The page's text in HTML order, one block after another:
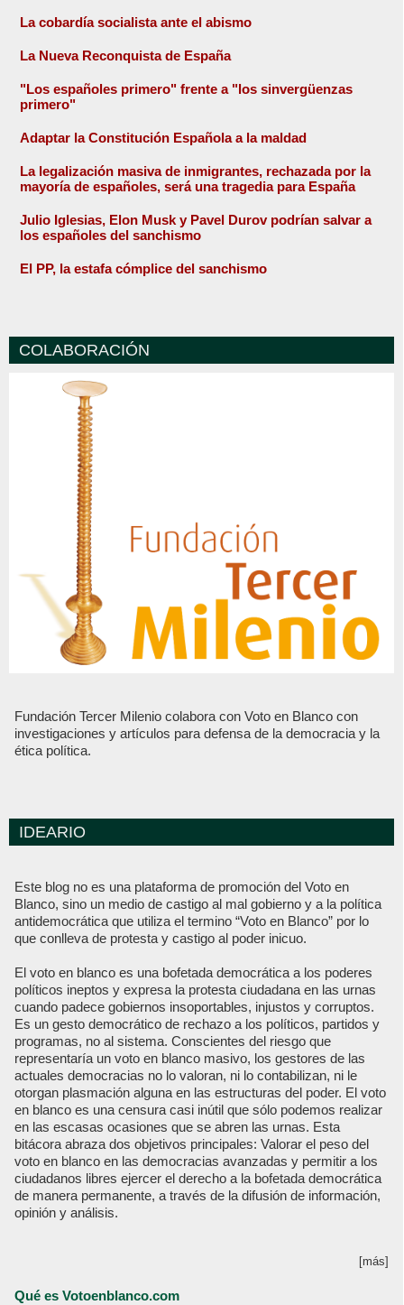
La cobardía socialista ante el abismo
La Nueva Reconquista de España
"Los españoles primero" frente a "los sinvergüenzas
primero"
Adaptar la Constitución Española a la maldad
La legalización masiva de inmigrantes, rechazada por la
mayoría de españoles, será una tragedia para España
Julio Iglesias, Elon Musk y Pavel Durov podrían salvar a
los españoles del sanchismo
El PP, la estafa cómplice del sanchismo
COLABORACIÓN
Fundación Tercer Milenio colabora con Voto en Blanco con
investigaciones y artículos para defensa de la democracia y la
ética política.
IDEARIO
Este blog no es una plataforma de promoción del Voto en
Blanco, sino un medio de castigo al mal gobierno y a la política
antidemocrática que utiliza el termino “Voto en Blanco” por lo
que conlleva de protesta y castigo al poder inicuo.
El voto en blanco es una bofetada democrática a los poderes
políticos ineptos y expresa la protesta ciudadana en las urnas
cuando padece gobiernos insoportables, injustos y corruptos.
Es un gesto democrático de rechazo a los políticos, partidos y
programas, no al sistema. Conscientes del riesgo que
representaría un voto en blanco masivo, los gestores de las
actuales democracias no lo valoran, ni lo contabilizan, ni le
otorgan plasmación alguna en las estructuras del poder. El voto
en blanco es una censura casi inútil que sólo podemos realizar
en las escasas ocasiones que se abren las urnas. Esta
bitácora abraza dos objetivos principales: Valorar el peso del
voto en blanco en las democracias avanzadas y permitir a los
ciudadanos libres ejercer el derecho a la bofetada democrática
de manera permanente, a través de la difusión de información,
opinión y análisis.
[más]
Qué es Votoenblanco.com